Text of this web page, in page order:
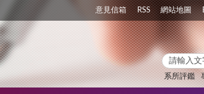
意見信箱 RSS 網站地圖
系所評鑑